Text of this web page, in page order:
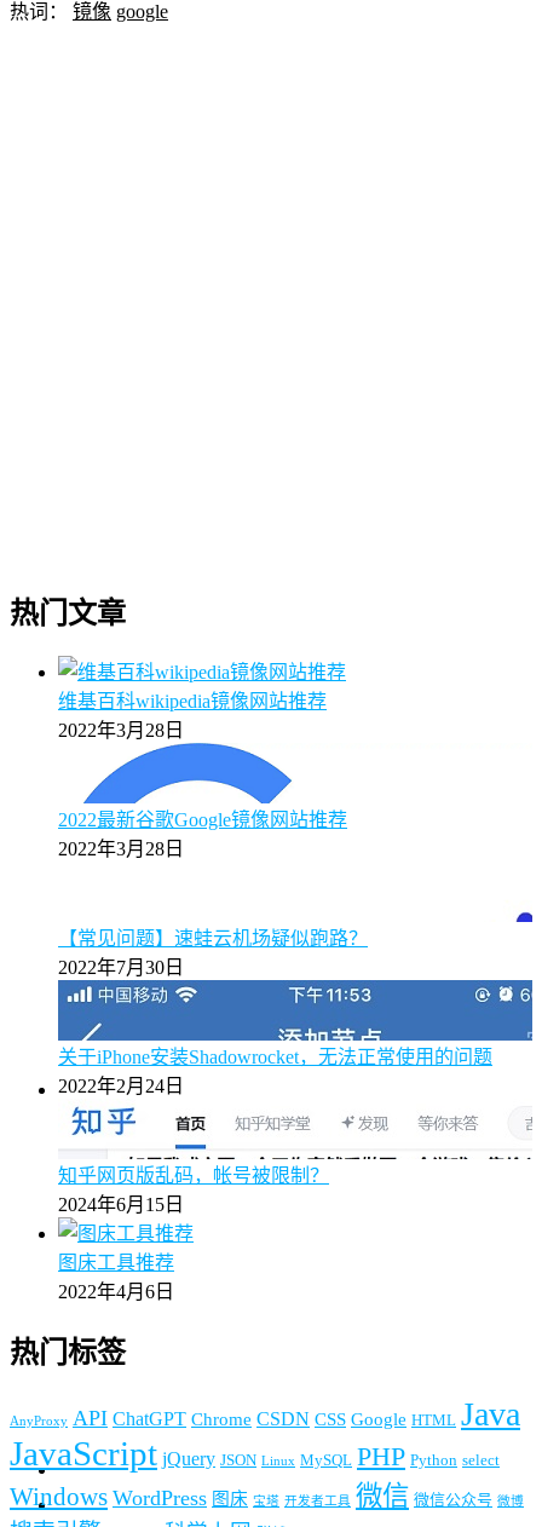
热词： 镜像 google
热门文章
维基百科wikipedia镜像网站推荐
2022年3月28日
2022最新谷歌Google镜像网站推荐
2022年3月28日
【常见问题】速蛙云机场疑似跑路？
2022年7月30日
关于iPhone安装Shadowrocket，无法正常使用的问题
2022年2月24日
知乎网页版乱码，帐号被限制？
2024年6月15日
图床工具推荐
2022年4月6日
热门标签
AnyProxy API ChatGPT Chrome CSDN CSS Google HTML Java
JavaScript jQuery JSON Linux MySQL PHP Python select
Windows WordPress 图床 宝塔 开发者工具 微信 微信公众号 微博